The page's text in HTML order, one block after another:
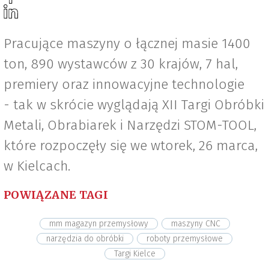
Pracujące maszyny o łącznej masie 1400
ton, 890 wystawców z 30 krajów, 7 hal,
premiery oraz innowacyjne technologie
- tak w skrócie wyglądają XII Targi Obróbki
Metali, Obrabiarek i Narzędzi STOM-TOOL,
które rozpoczęły się we wtorek, 26 marca,
w Kielcach.
POWIĄZANE TAGI
mm magazyn przemysłowy
maszyny CNC
narzędzia do obróbki
roboty przemysłowe
Targi Kielce